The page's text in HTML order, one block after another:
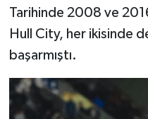
Tarihinde 2008 ve
Hull City, her ikisinde
başarmıştı.